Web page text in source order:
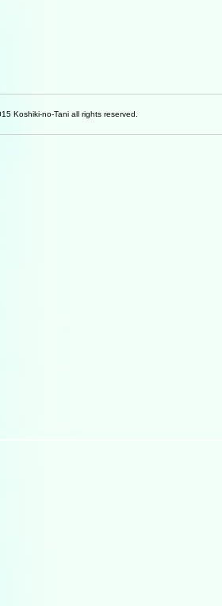
Koshiki-no-Tani all rights reserved.